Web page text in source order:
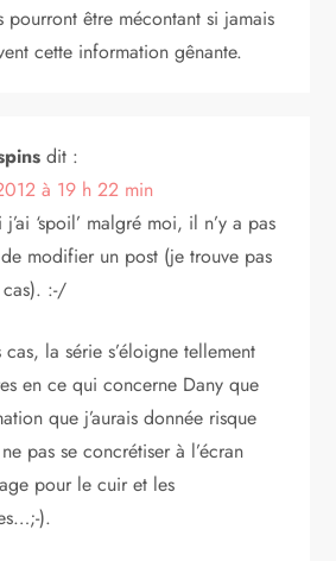
pourront être mécontant si jamais
cette information gênante.
dit :
à 19 h 22 min
j’ai ‘spoil’ malgré moi, il n’y a pas
modifier un post (je trouve pas
:-/
cas, la série s’éloigne tellement
en ce qui concerne Dany que
que j’aurais donnée risque
pas se concrétiser à l’écran
pour le cuir et les
).